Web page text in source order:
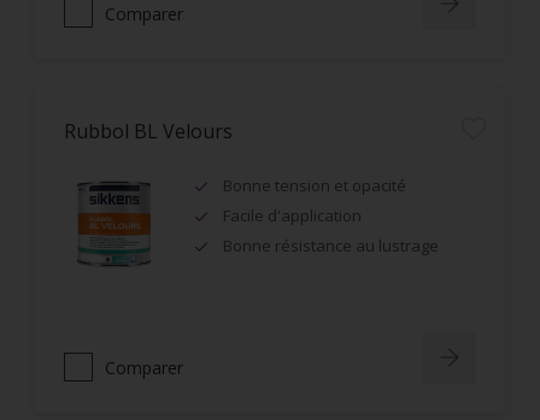
Comparer
Rubbol BL Velours
Bonne tension et opacité
Facile d'application
Bonne résistance au lustrage
Comparer